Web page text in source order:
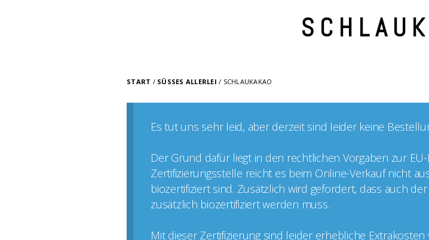
START / SÜSSES ALLERLEI / SCHLAUKAKAO
Es tut uns sehr leid, aber derzeit sind leider keine
Der Grund dafür liegt in den rechtlichen Vorgaben zur
Zertifizierungsstelle reicht es beim Online-Verkauf nicht
biozertifiziert sind. Zusätzlich wird gefordert, dass auch
zusätzlich biozertifiziert werden muss.
Mit dieser Zertifizierung sind leider erhebliche